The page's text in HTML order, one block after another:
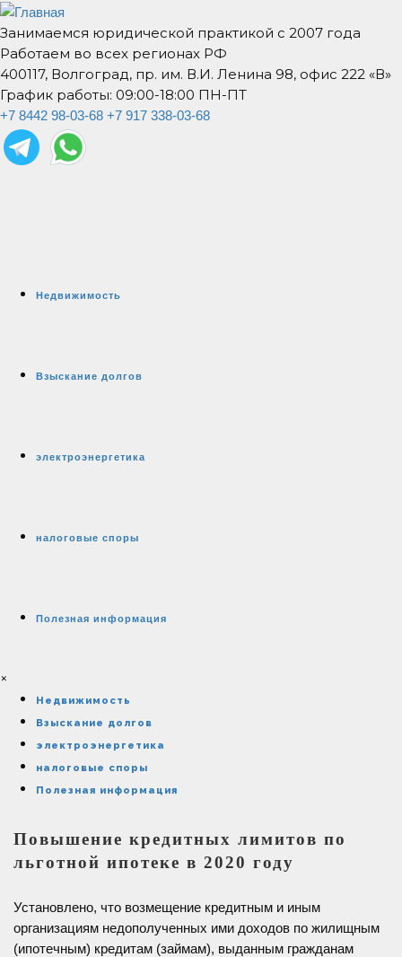
Занимаемся юридической практикой с 2007 года
Работаем во всех регионах РФ
400117, Волгоград, пр. им. В.И. Ленина 98, офис 222 «В»
График работы: 09:00-18:00 ПН-ПТ
+7 8442 98-03-68 +7 917 338-03-68
Недвижимость
Взыскание долгов
электроэнергетика
налоговые споры
Полезная информация
×
Недвижимость
Взыскание долгов
электроэнергетика
налоговые споры
Полезная информация
Повышение кредитных лимитов по
льготной ипотеке в 2020 году
Установлено, что возмещение кредитным и иным
организациям недополученных ими доходов по жилищным
(ипотечным) кредитам (займам), выданным гражданам